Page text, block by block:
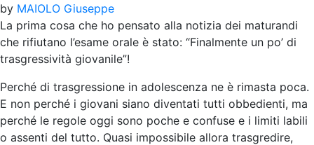
by MAIOLO Giuseppe
La prima cosa che ho pensato alla notizia dei maturandi
che rifiutano l’esame orale è stato: “Finalmente un po’ di
trasgressività giovanile”!
Perché di trasgressione in adolescenza ne è rimasta poca.
E non perché i giovani siano diventati tutti obbedienti, ma
perché le regole oggi sono poche e confuse e i limiti labili
o assenti del tutto. Quasi impossibile allora trasgredire,